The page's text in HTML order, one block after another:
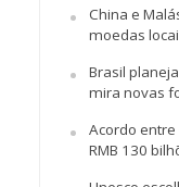
China e
moedas
Brasil
mira novas
Acordo
RMB 130